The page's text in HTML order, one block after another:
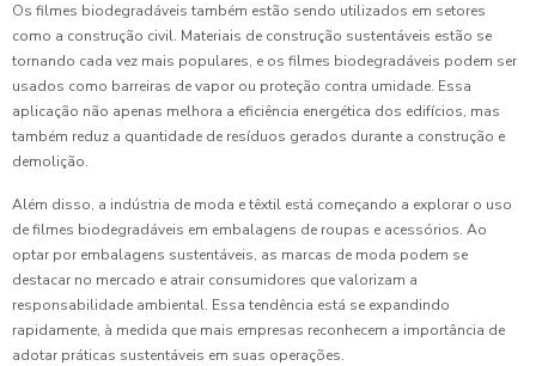
Os filmes biodegradáveis também estão sendo utilizados em setores
como a construção civil. Materiais de construção sustentáveis estão se
tornando cada vez mais populares, e os filmes biodegradáveis podem ser
usados como barreiras de vapor ou proteção contra umidade. Essa
aplicação não apenas melhora a eficiência energética dos edifícios, mas
também reduz a quantidade de resíduos gerados durante a construção e
demolição.
Além disso, a indústria de moda e têxtil está começando a explorar o uso
de filmes biodegradáveis em embalagens de roupas e acessórios. Ao
optar por embalagens sustentáveis, as marcas de moda podem se
destacar no mercado e atrair consumidores que valorizam a
responsabilidade ambiental. Essa tendência está se expandindo
rapidamente, à medida que mais empresas reconhecem a importância de
adotar práticas sustentáveis em suas operações.